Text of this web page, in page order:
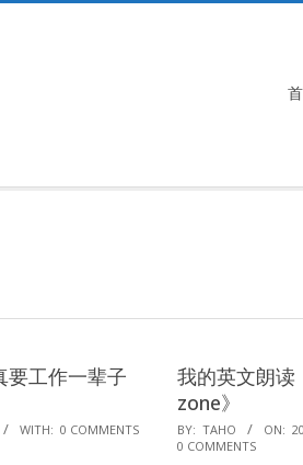
工作一辈子
WITH: 0 COMMENTS
我的英文朗
zone》
2018-
12-
BY: TAHO ON:
0 COMMENTS